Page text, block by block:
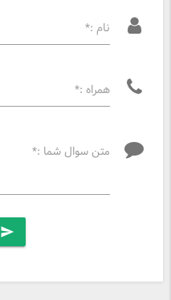
نام :*
همراه :*
متن سوال شما :*
send